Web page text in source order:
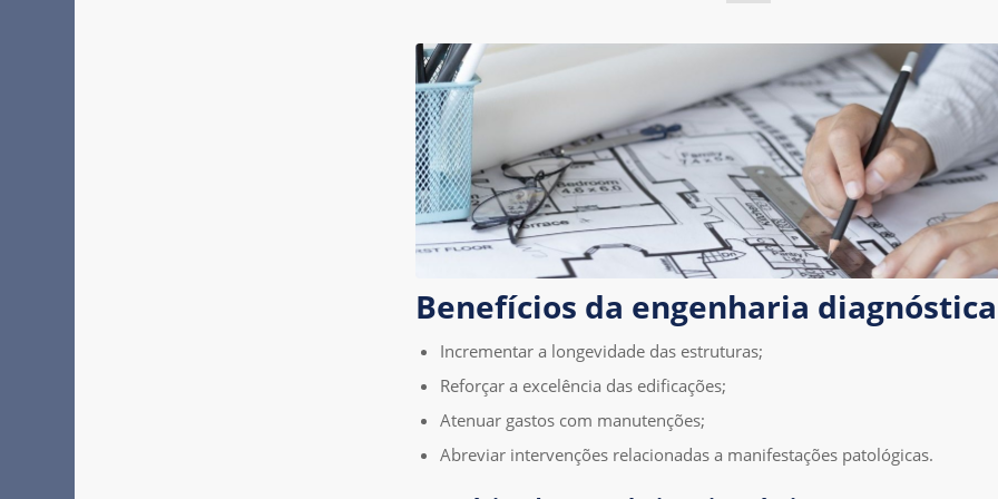
Benefícios da engenharia
Incrementar a longevidade das estruturas;
Reforçar a excelência das edificações;
Atenuar gastos com manutenções;
Abreviar intervenções relacionadas a manifestações patológicas.